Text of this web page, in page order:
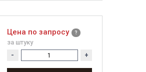
Цена по запросу
за штуку
- +